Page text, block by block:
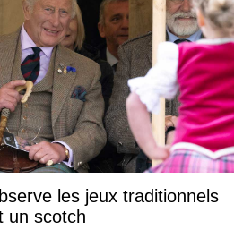
les jeux traditionnels
un scotch